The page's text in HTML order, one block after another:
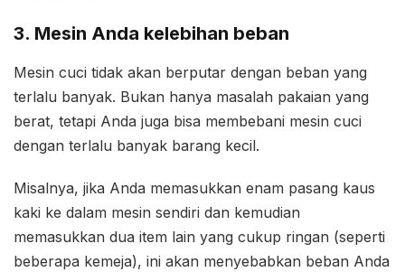
3. Mesin Anda kelebihan beban
Mesin cuci tidak akan berputar dengan beban yang
terlalu banyak. Bukan hanya masalah pakaian yang
berat, tetapi Anda juga bisa membebani mesin cuci
dengan terlalu banyak barang kecil.
Misalnya, jika Anda memasukkan enam pasang kaus
kaki ke dalam mesin sendiri dan kemudian
memasukkan dua item lain yang cukup ringan (seperti
beberapa kemeja), ini akan menyebabkan beban Anda